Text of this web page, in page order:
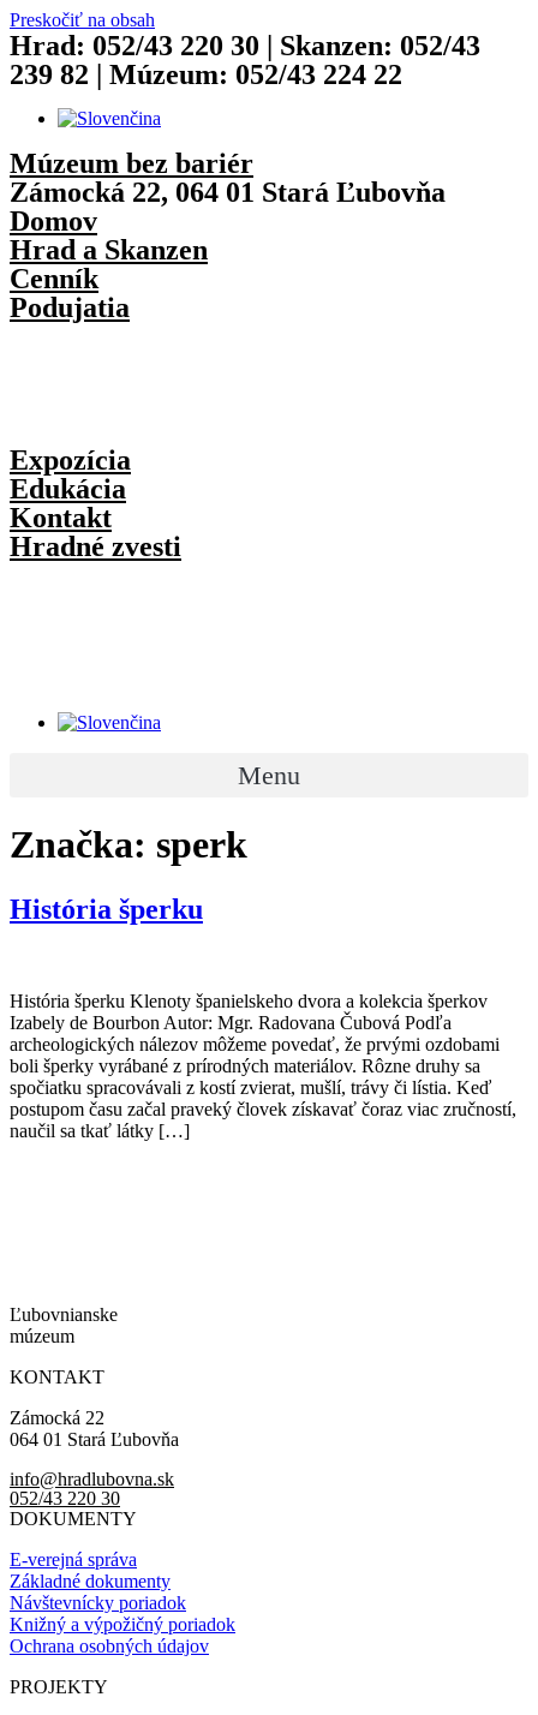
Preskočiť na obsah
Hrad: 052/43 220 30 | Skanzen: 052/43
239 82 | Múzeum: 052/43 224 22
Múzeum bez bariér
Zámocká 22, 064 01 Stará Ľubovňa
Domov
Hrad a Skanzen
Cenník
Podujatia
Expozícia
Edukácia
Kontakt
Hradné zvesti
Menu
Značka: sperk
História šperku
História šperku Klenoty španielskeho dvora a kolekcia šperkov
Izabely de Bourbon Autor: Mgr. Radovana Čubová Podľa
archeologických nálezov môžeme povedať, že prvými ozdobami
boli šperky vyrábané z prírodných materiálov. Rôzne druhy sa
spočiatku spracovávali z kostí zvierat, mušlí, trávy či lístia. Keď
postupom času začal praveký človek získavať čoraz viac zručností,
naučil sa tkať látky […]
Ľubovnianske
múzeum
KONTAKT
Zámocká 22
064 01 Stará Ľubovňa
info@hradlubovna.sk
052/43 220 30
DOKUMENTY
E-verejná správa
Základné dokumenty
Návštevnícky poriadok
Knižný a výpožičný poriadok
Ochrana osobných údajov
PROJEKTY